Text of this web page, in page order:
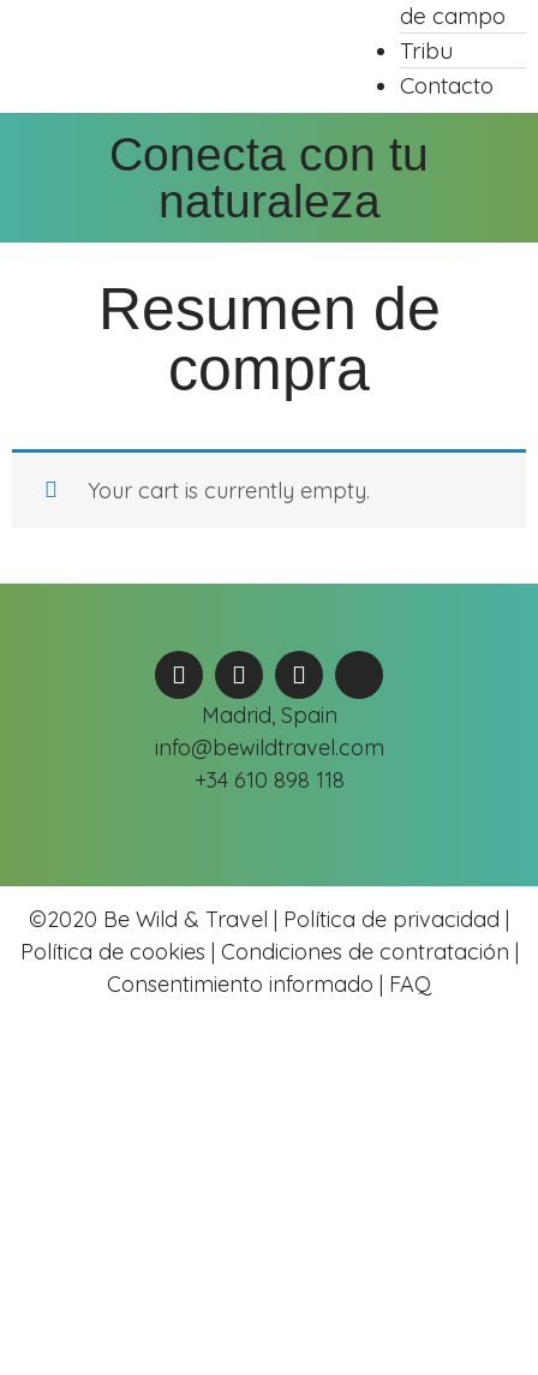
de campo
Tribu
Contacto
Conecta con tu
naturaleza
Resumen de
compra
Your cart is currently empty.
Madrid, Spain
info@bewildtravel.com
+34 610 898 118
©2020 Be Wild & Travel | Política de privacidad |
Política de cookies | Condiciones de contratación |
Consentimiento informado | FAQ